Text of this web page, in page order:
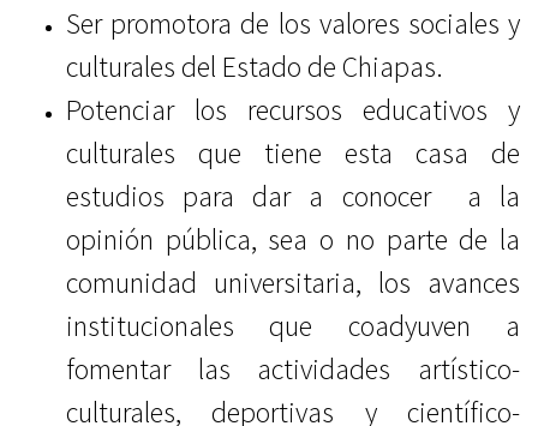
Ser promotora de los valores sociales y
culturales del Estado de Chiapas.
Potenciar los recursos educativos y
culturales que tiene esta casa de
estudios para dar a conocer a la
opinión pública, sea o no parte de la
comunidad universitaria, los avances
institucionales que coadyuven a
fomentar las actividades artístico-
culturales, deportivas y científico-